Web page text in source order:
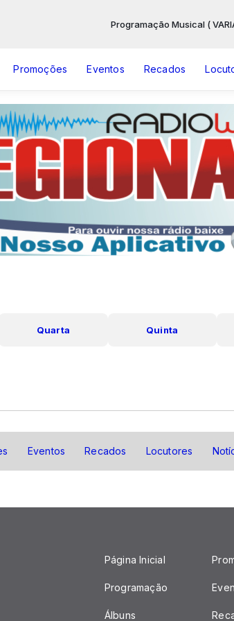
Programação Musical (
Promoções Eventos Recados
Quarta Quinta
Eventos Recados Locutores
Página Inicial
Programação
Álbuns